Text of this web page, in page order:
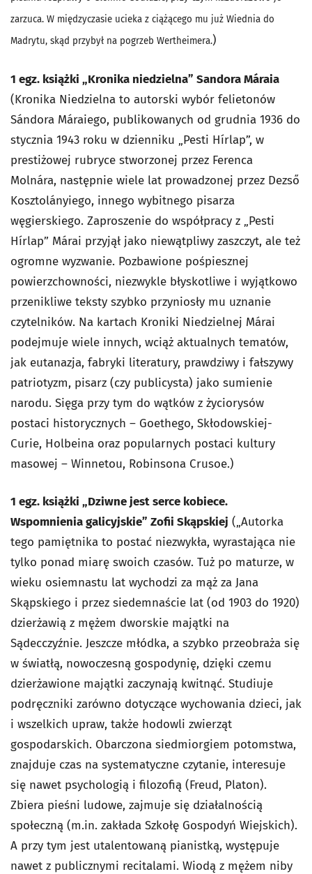
zarzuca. W międzyczasie ucieka z ciążącego mu już Wiednia do
Madrytu, skąd przybył na pogrzeb Wertheimera.)
1 egz. książki „Kronika niedzielna” Sandora Máraia
(Kronika Niedzielna to autorski wybór felietonów
Sándora Máraiego, publikowanych od grudnia 1936 do
stycznia 1943 roku w dzienniku „Pesti Hírlap”, w
prestiżowej rubryce stworzonej przez Ferenca
Molnára, następnie wiele lat prowadzonej przez Dezső
Kosztolányiego, innego wybitnego pisarza
węgierskiego. Zaproszenie do współpracy z „Pesti
Hírlap” Márai przyjął jako niewątpliwy zaszczyt, ale też
ogromne wyzwanie. Pozbawione pośpiesznej
powierzchowności, niezwykle błyskotliwe i wyjątkowo
przenikliwe teksty szybko przyniosły mu uznanie
czytelników. Na kartach Kroniki Niedzielnej Márai
podejmuje wiele innych, wciąż aktualnych tematów,
jak eutanazja, fabryki literatury, prawdziwy i fałszywy
patriotyzm, pisarz (czy publicysta) jako sumienie
narodu. Sięga przy tym do wątków z życiorysów
postaci historycznych – Goethego, Skłodowskiej-
Curie, Holbeina oraz popularnych postaci kultury
masowej – Winnetou, Robinsona Crusoe.)
1 egz. książki „Dziwne jest serce kobiece.
Wspomnienia galicyjskie” Zofii Skąpskiej („Autorka
tego pamiętnika to postać niezwykła, wyrastająca nie
tylko ponad miarę swoich czasów. Tuż po maturze, w
wieku osiemnastu lat wychodzi za mąż za Jana
Skąpskiego i przez siedemnaście lat (od 1903 do 1920)
dzierżawią z mężem dworskie majątki na
Sądecczyźnie. Jeszcze młódka, a szybko przeobraża się
w światłą, nowoczesną gospodynię, dzięki czemu
dzierżawione majątki zaczynają kwitnąć. Studiuje
podręczniki zarówno dotyczące wychowania dzieci, jak
i wszelkich upraw, także hodowli zwierząt
gospodarskich. Obarczona siedmiorgiem potomstwa,
znajduje czas na systematyczne czytanie, interesuje
się nawet psychologią i filozofią (Freud, Platon).
Zbiera pieśni ludowe, zajmuje się działalnością
społeczną (m.in. zakłada Szkołę Gospodyń Wiejskich).
A przy tym jest utalentowaną pianistką, występuje
nawet z publicznymi recitalami. Wiodą z mężem niby